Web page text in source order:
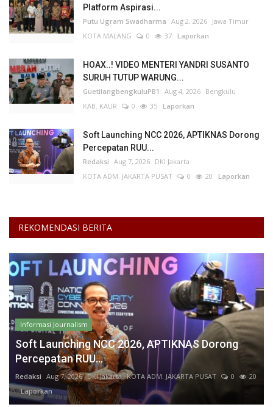
Informasi Journalism
Kesehatan
Layanan Publik
Perempuan/Anak
Platform Aspirasi...
Putu Ugram Swadharma Aug 2, 2026 Jawa Timur
KOTA MALANG
0 37 Laporkan
HOAX..! VIDEO MENTERI YANDRI SUSANTO
SURUH TUTUP WARUNG...
GuetilangbengkuluPB1 Aug 4, 2026 Bengkulu
KAB. KAUR
0 35 Laporkan
Soft Launching NCC 2026, APTIKNAS Dorong
Percepatan RUU...
Redaksi Aug 7, 2026 DKI Jakarta
KOTA ADM. JAKARTA PUSAT
0 20 Laporkan
REKOMENDASI BERITA
Informasi Journalism
Soft Launching NCC 2026, APTIKNAS Dorong
Percepatan RUU...
Redaksi Aug 7, 2026 DKI Jakarta KOTA ADM. JAKARTA PUSAT 0
20
Laporkan